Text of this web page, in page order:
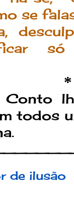
se
só
todos
de ilusão